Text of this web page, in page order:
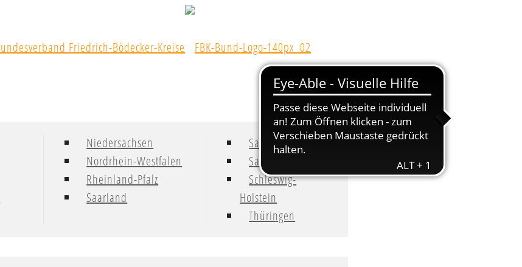
Niedersachsen
Nordrhein-Westfalen
Rheinland-Pfalz
Saarland
Sachsen
Sachsen-Anhalt
Schleswig-
Holstein
Thüringen